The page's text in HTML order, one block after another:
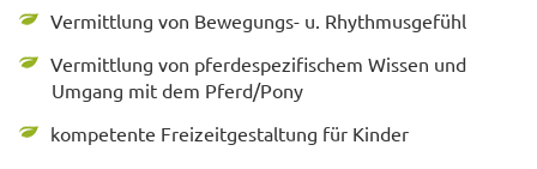
Vermittlung von Bewegungs- u. Rhythmusgefühl
Vermittlung von pferdespezifischem Wissen und
Umgang mit dem Pferd/Pony
kompetente Freizeitgestaltung für Kinder